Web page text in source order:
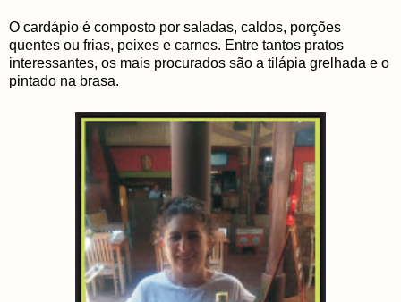
O cardápio é composto por saladas, caldos, porções
quentes ou frias, peixes e carnes. Entre tantos pratos
interessantes, os mais procurados são a tilápia grelhada e o
pintado na brasa.